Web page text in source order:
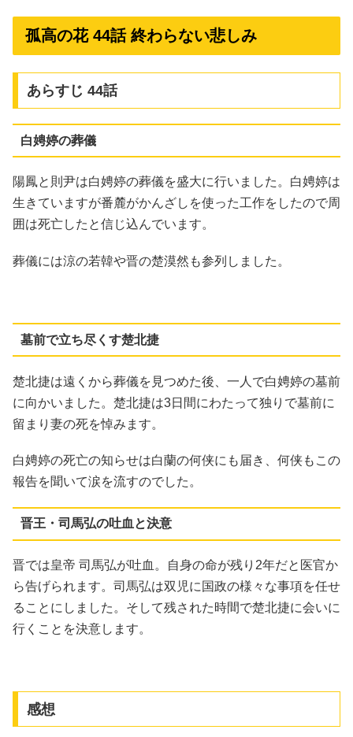
孤高の花 44話 終わらない悲しみ
あらすじ 44話
白娉婷の葬儀
陽鳳と則尹は白娉婷の葬儀を盛大に行いました。白娉婷は
生きていますが番麓がかんざしを使った工作をしたので周
囲は死亡したと信じ込んでいます。
葬儀には涼の若韓や晋の楚漠然も参列しました。
墓前で立ち尽くす楚北捷
楚北捷は遠くから葬儀を見つめた後、一人で白娉婷の墓前
に向かいました。楚北捷は3日間にわたって独りで墓前に
留まり妻の死を悼みます。
白娉婷の死亡の知らせは白蘭の何侠にも届き、何侠もこの
報告を聞いて涙を流すのでした。
晋王・司馬弘の吐血と決意
晋では皇帝 司馬弘が吐血。自身の命が残り2年だと医官か
ら告げられます。司馬弘は双児に国政の様々な事項を任せ
ることにしました。そして残された時間で楚北捷に会いに
行くことを決意します。
感想